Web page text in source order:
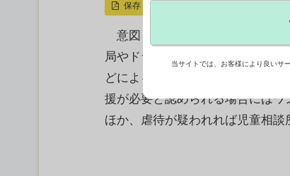
保存
意図しない妊娠を防ぐ緊急避妊
局やドラッグストアで始まった。
どによる対応方法を周知。性暴力
援が必要と認められる場合には
ほか、虐待が疑われれば児童相談
当サイトでは、お客様により良いサ